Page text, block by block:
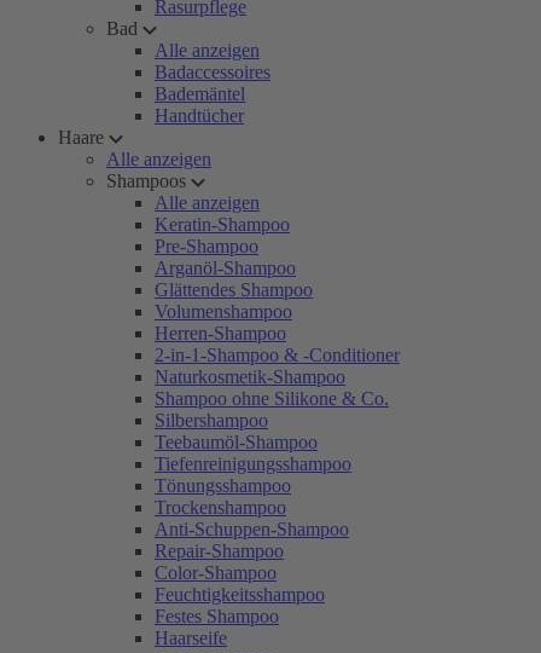
Rasurpflege
Bad
Alle anzeigen
Badaccessoires
Bademäntel
Handtücher
Haare
Alle anzeigen
Shampoos
Alle anzeigen
Keratin-Shampoo
Pre-Shampoo
Arganöl-Shampoo
Glättendes Shampoo
Volumenshampoo
Herren-Shampoo
2-in-1-Shampoo & -Conditioner
Naturkosmetik-Shampoo
Shampoo ohne Silikone & Co.
Silbershampoo
Teebaumöl-Shampoo
Tiefenreinigungsshampoo
Tönungsshampoo
Trockenshampoo
Anti-Schuppen-Shampoo
Repair-Shampoo
Color-Shampoo
Feuchtigkeitsshampoo
Festes Shampoo
Haarseife